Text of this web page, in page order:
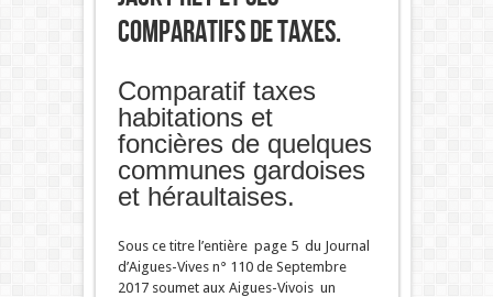
comparatifs de taxes.
Comparatif taxes
habitations et
foncières de quelques
communes gardoises
et héraultaises.
Sous ce titre l’entière page 5 du Journal
d’Aigues-Vives n° 110 de Septembre
2017 soumet aux Aigues-Vivois un